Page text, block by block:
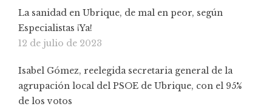
La sanidad en Ubrique, de mal en peor, según
Especialistas ¡Ya!
12 de julio de 2023
Isabel Gómez, reelegida secretaria general de la
agrupación local del PSOE de Ubrique, con el 95%
de los votos